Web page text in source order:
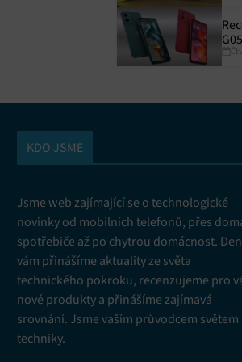
KDO JSME
Jsme web zajímající se o technologické
novinky od mobilních telefonů, přes
spotřebiče až po chytrou domácnost.
vám přinášíme aktuality ze světa
technického pokroku, recenzujeme pro
nové produkty a přinášíme zajímavá
srovnání. Jsme vaším průvodcem světem
techniky.